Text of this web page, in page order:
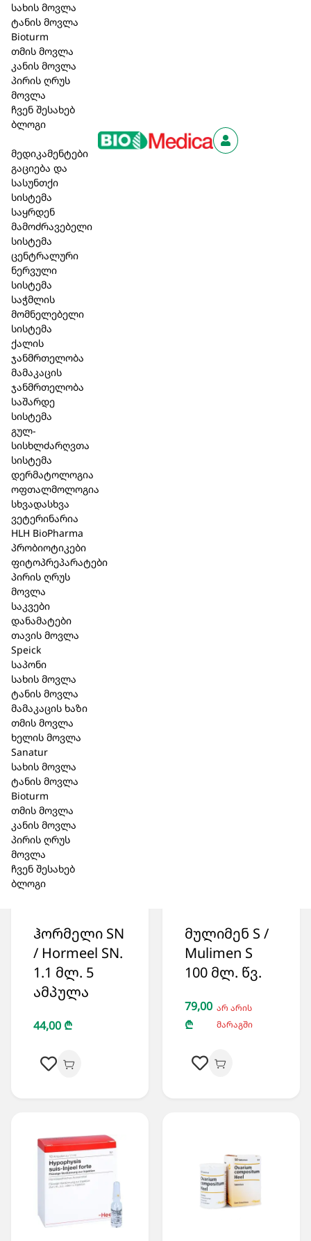
სახის მოვლა
ტანის მოვლა
Bioturm
თმის მოვლა
კანის მოვლა
პირის ღრუს
მოვლა
ჩვენ შესახებ
ბლოგი
მედიკამენტები
გაციება და
სასუნთქი
სისტემა
საყრდენ
მამოძრავებელი
სისტემა
ცენტრალური
ნერვული
სისტემა
საჭმლის
მომნელებელი
სისტემა
ქალის
ჯანმრთელობა
მამაკაცის
ჯანმრთელობა
საშარდე
სისტემა
გულ-
სისხლძარღვთა
სისტემა
დერმატოლოგია
ოფთალმოლოგია
სხვადასხვა
ვეტერინარია
HLH BioPharma
პრობიოტიკები
ფიტოპრეპარატები
პირის ღრუს
მოვლა
საკვები
დანამატები
თავის მოვლა
Speick
საპონი
სახის მოვლა
ტანის მოვლა
მამაკაცის ხაზი
თმის მოვლა
ხელის მოვლა
Sanatur
სახის მოვლა
ტანის მოვლა
Bioturm
თმის მოვლა
კანის მოვლა
პირის ღრუს
მოვლა
ჩვენ შესახებ
ბლოგი
Kohler Pharma
ურეატა
კრემი 50 მლ
/ Ureata
Creme 50ml
50,90 ₾
ოვარიუმ
კომპოზიტუმი
/ Ovarium
compositum
2.2 მლ. – 5
ამპულა
77,00 ₾
ჰორმელი SN
/ Hormeel SN.
1.1 მლ. 5
ამპულა
44,00 ₾
მულიმენ S /
Mulimen S
100 მლ. წვ.
79,00
₾
არ არის
მარაგში